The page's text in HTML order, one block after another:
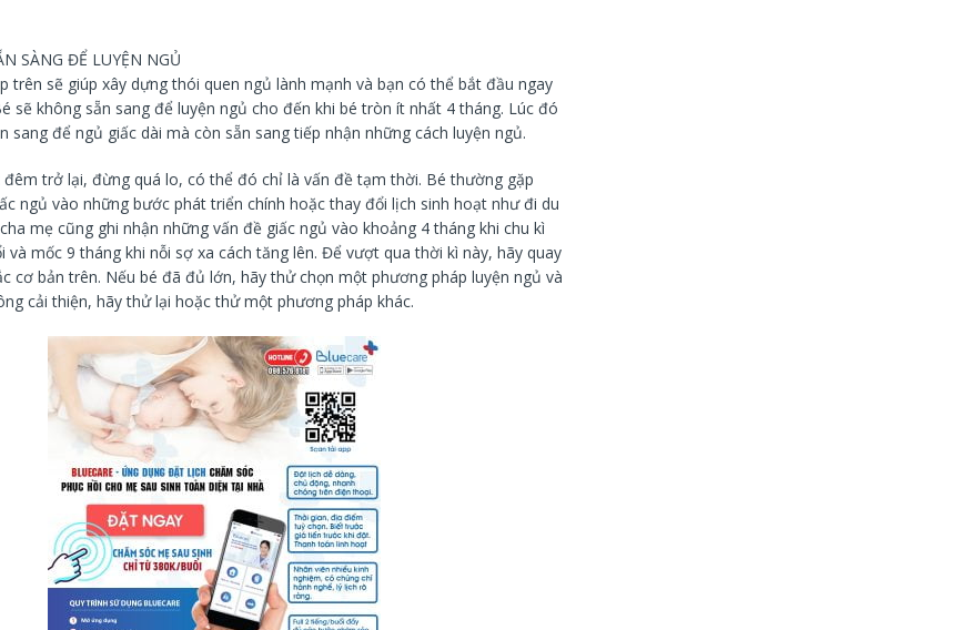
SÀNG ĐỂ LUYỆN NGỦ
trên sẽ giúp xây dựng thói quen ngủ lành mạnh và bạn có thể bắt đầu ngay
sẽ không sẵn sang để luyện ngủ cho đến khi bé tròn ít nhất 4 tháng. Lúc đó
sang để ngủ giấc dài mà còn sẵn sang tiếp nhận những cách luyện ngủ.
đêm trở lại, đừng quá lo, có thể đó chỉ là vấn đề tạm thời. Bé thường gặp
ngủ vào những bước phát triển chính hoặc thay đổi lịch sinh hoạt như đi du
mẹ cũng ghi nhận những vấn đề giấc ngủ vào khoảng 4 tháng khi chu kì
và mốc 9 tháng khi nỗi sợ xa cách tăng lên. Để vượt qua thời kì này, hãy quay
cơ bản trên. Nếu bé đã đủ lớn, hãy thử chọn một phương pháp luyện ngủ và
cải thiện, hãy thử lại hoặc thử một phương pháp khác.